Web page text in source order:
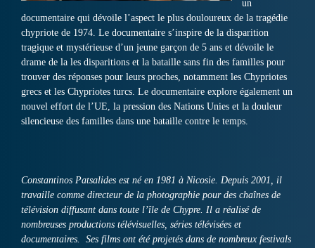
un
documentaire qui dévoile l’aspect le plus douloureux de la tragédie
chypriote de 1974. Le documentaire s’inspire de la disparition
tragique et mystérieuse d’un jeune garçon de 5 ans et dévoile le
drame de la les disparitions et la bataille sans fin des familles pour
trouver des réponses pour leurs proches, notamment les Chypriotes
grecs et les Chypriotes turcs. Le documentaire explore également un
nouvel effort de l’UE, la pression des Nations Unies et la douleur
silencieuse des familles dans une bataille contre le temps.
Constantinos Patsalides est né en 1981 à Nicosie. Depuis 2001, il
travaille comme directeur de la photographie pour des chaînes de
télévision diffusant dans toute l’île de Chypre. Il a réalisé de
nombreuses productions télévisuelles, séries télévisées et
documentaires. Ses films ont été projetés dans de nombreux festivals